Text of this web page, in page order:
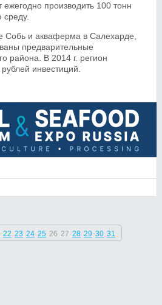
производить 100 тонн
среду.
Собь и акваферма в Салехарде,
предварительные
района. В 2014 г. регион
инвестиций.
22 23 24 25 26 27 28 29 30 31